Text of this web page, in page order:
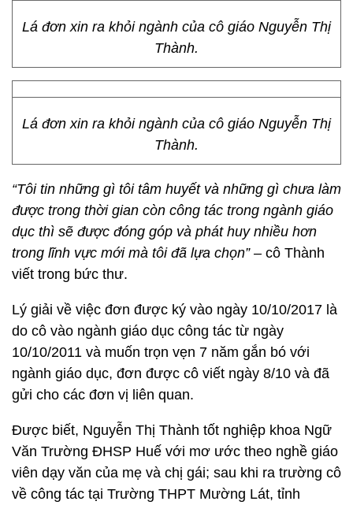
Lá đơn xin ra khỏi ngành của cô giáo Nguyễn Thị
Thành.
Lá đơn xin ra khỏi ngành của cô giáo Nguyễn Thị
Thành.
“Tôi tin những gì tôi tâm huyết và những gì chưa làm
được trong thời gian còn công tác trong ngành giáo
dục thì sẽ được đóng góp và phát huy nhiều hơn
trong lĩnh vực mới mà tôi đã lựa chọn” – cô Thành
viết trong bức thư.
Lý giải về việc đơn được ký vào ngày 10/10/2017 là
do cô vào ngành giáo dục công tác từ ngày
10/10/2011 và muốn trọn vẹn 7 năm gắn bó với
ngành giáo dục, đơn được cô viết ngày 8/10 và đã
gửi cho các đơn vị liên quan.
Được biết, Nguyễn Thị Thành tốt nghiệp khoa Ngữ
Văn Trường ĐHSP Huế với mơ ước theo nghề giáo
viên dạy văn của mẹ và chị gái; sau khi ra trường cô
về công tác tại Trường THPT Mường Lát, tỉnh